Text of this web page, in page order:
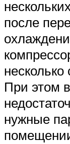
после
несколько
При этом
нужные